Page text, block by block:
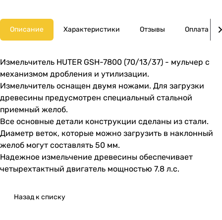
Описание Характеристики Отзывы Оплата
Измельчитель HUTER GSH-7800 (70/13/37) - мульчер с
механизмом дробления и утилизации.
Измельчитель оснащен двумя ножами. Для загрузки
древесины предусмотрен специальный стальной
приемный желоб.
Все основные детали конструкции сделаны из стали.
Диаметр веток, которые можно загрузить в наклонный
желоб могут составлять 50 мм.
Надежное измельчение древесины обеспечивает
четырехтактный двигатель мощностью 7.8 л.с.
Назад к списку